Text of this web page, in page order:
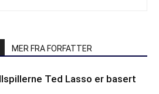
MER FRA FORFATTER
Ted Lasso er basert